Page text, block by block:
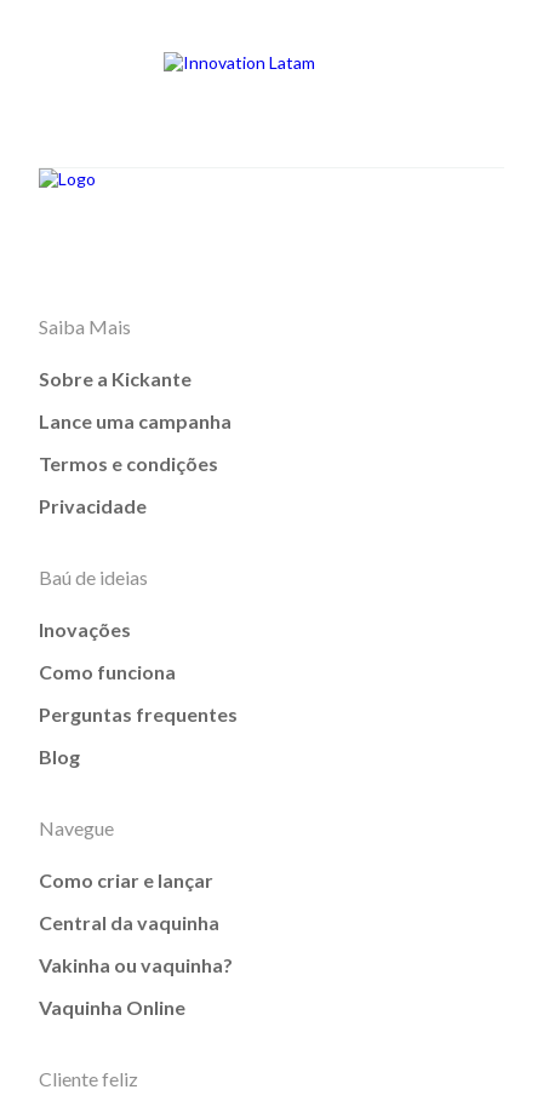
Saiba Mais
Sobre a Kickante
Lance uma campanha
Termos e condições
Privacidade
Baú de ideias
Inovações
Como funciona
Perguntas frequentes
Blog
Navegue
Como criar e lançar
Central da vaquinha
Vakinha ou vaquinha?
Vaquinha Online
Cliente feliz